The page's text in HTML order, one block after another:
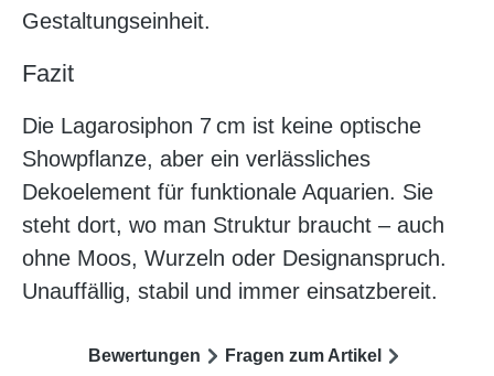
Gestaltungseinheit.
Fazit
Die Lagarosiphon 7 cm ist keine optische
Showpflanze, aber ein verlässliches
Dekoelement für funktionale Aquarien. Sie
steht dort, wo man Struktur braucht – auch
ohne Moos, Wurzeln oder Designanspruch.
Unauffällig, stabil und immer einsatzbereit.
Bewertungen Fragen zum Artikel